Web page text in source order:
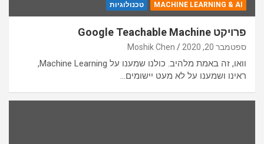
MACHINE LEARNING & AI טכנולוגיות
פרויקט Google Teachable Machine
ספטמבר 20, 2020 Moshik Chen
וואו, זה באמת מלהיב. כולנו שמענו על Machine Learning,
ראינו ושמענו על לא מעט יישומים…